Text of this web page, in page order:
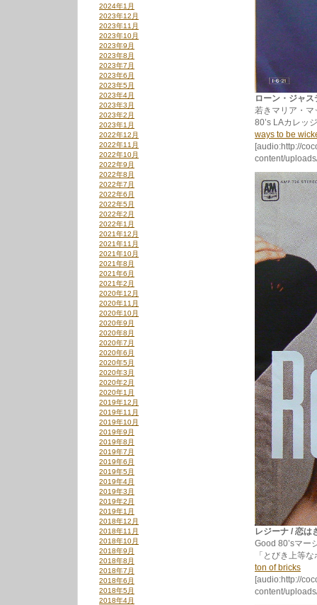
ローン・ジャ
若きマリア・マ
80’s LAカレッ
ways to be
[audio:http://
content/
レジーナ / 恋
Good 80’sマー
「とびき上等
ton of bricks
[audio:http://
content/
2024年1月
2023年12月
2023年11月
2023年10月
2023年9月
2023年8月
2023年7月
2023年6月
2023年5月
2023年4月
2023年3月
2023年2月
2023年1月
2022年12月
2022年11月
2022年10月
2022年9月
2022年8月
2022年7月
2022年6月
2022年5月
2022年2月
2022年1月
2021年12月
2021年11月
2021年10月
2021年8月
2021年6月
2021年2月
2020年12月
2020年11月
2020年10月
2020年9月
2020年8月
2020年7月
2020年6月
2020年5月
2020年3月
2020年2月
2020年1月
2019年12月
2019年11月
2019年10月
2019年9月
2019年8月
2019年7月
2019年6月
2019年5月
2019年4月
2019年3月
2019年2月
2019年1月
2018年12月
2018年11月
2018年10月
2018年9月
2018年8月
2018年7月
2018年6月
2018年5月
2018年4月